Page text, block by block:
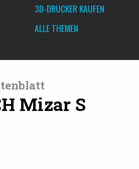
3D-DRUCKER KAUFEN
ALLE THEMEN
Mizar S